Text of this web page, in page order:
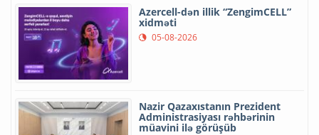
Azercell-dən illik “ZengimCELL”
xidməti
05-08-2026
Nazir Qazaxıstanın Prezident
Administrasiyası rəhbərinin
müavini ilə görüşüb